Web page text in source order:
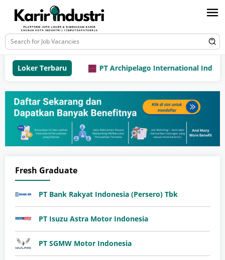
Loker Terbaru PT Archipelago International
Fresh Graduate
PT Bank Rakyat Indonesia (Persero) Tbk
PT Isuzu Astra Motor Indonesia
PT SGMW Motor Indonesia